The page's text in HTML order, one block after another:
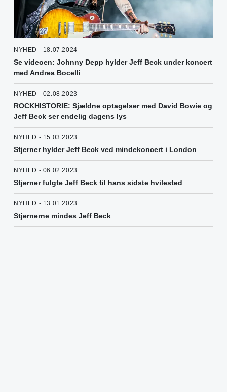
NYHED - 18.07.2024
Se videoen: Johnny Depp hylder Jeff Beck under koncert
med Andrea Bocelli
NYHED - 02.08.2023
ROCKHISTORIE: Sjældne optagelser med David Bowie og
Jeff Beck ser endelig dagens lys
NYHED - 15.03.2023
Stjerner hylder Jeff Beck ved mindekoncert i London
NYHED - 06.02.2023
Stjerner fulgte Jeff Beck til hans sidste hvilested
NYHED - 13.01.2023
Stjernerne mindes Jeff Beck